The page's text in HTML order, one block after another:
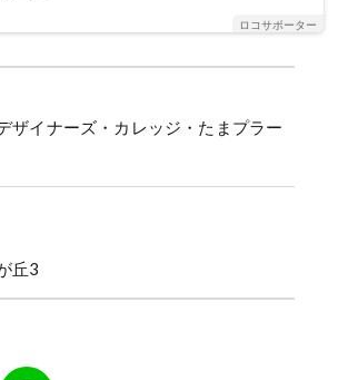
ロコサポーター
ザイナーズ・カレッジ・たまプラー
丘3